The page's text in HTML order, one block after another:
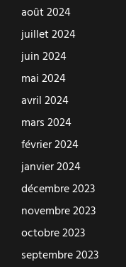
août 2024
juillet 2024
juin 2024
mai 2024
avril 2024
mars 2024
février 2024
janvier 2024
décembre 2023
novembre 2023
octobre 2023
septembre 2023